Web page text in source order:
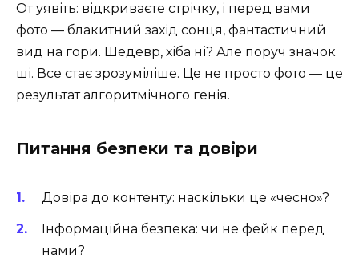
От уявіть: відкриваєте стрічку, і перед вами
фото — блакитний захід сонця, фантастичний
вид на гори. Шедевр, хіба ні? Але поруч значок
ші. Все стає зрозуміліше. Це не просто фото — це
результат алгоритмічного генія.
Питання безпеки та довіри
Довіра до контенту: наскільки це «чесно»?
Інформаційна безпека: чи не фейк перед
нами?